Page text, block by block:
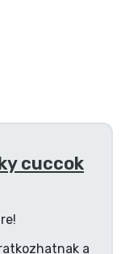
cuccok
a